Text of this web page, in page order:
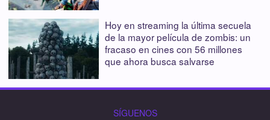
Hoy en streaming la última secuela
de la mayor película de zombis: un
fracaso en cines con 56 millones
que ahora busca salvarse
SÍGUENOS